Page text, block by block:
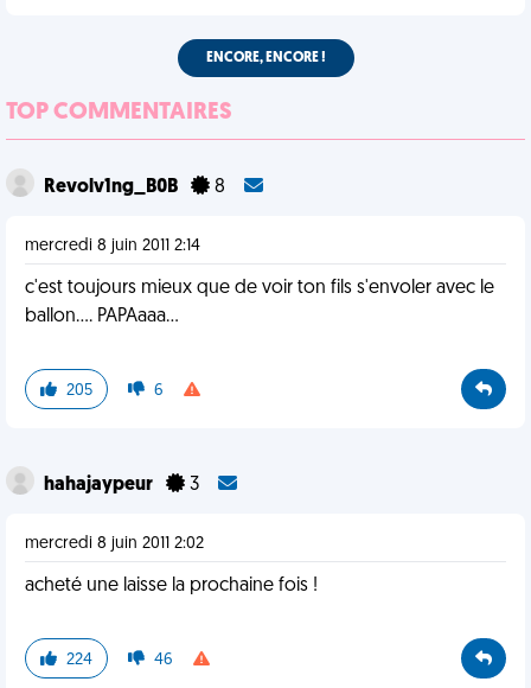
ENCORE, ENCORE !
TOP COMMENTAIRES
Revolv1ng_B0B 8
mercredi 8 juin 2011 2:14
c'est toujours mieux que de voir ton fils s'envoler avec le
ballon.... PAPAaaa...
205 6
hahajaypeur 3
mercredi 8 juin 2011 2:02
acheté une laisse la prochaine fois !
224 46